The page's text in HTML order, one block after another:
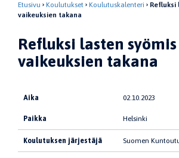
Etusivu Koulutukset Koulutuskalenteri
Refluksi
vaikeuksien takana
Refluksi lasten syömis
vaikeuksien takana
Aika 02.10.2023
Paikka Helsinki
Koulutuksen järjestäjä Suomen